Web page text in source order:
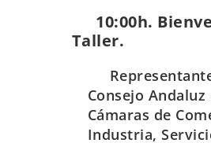
10:00h.
Taller.
Consejo Andaluz
Cámaras de
Industria,